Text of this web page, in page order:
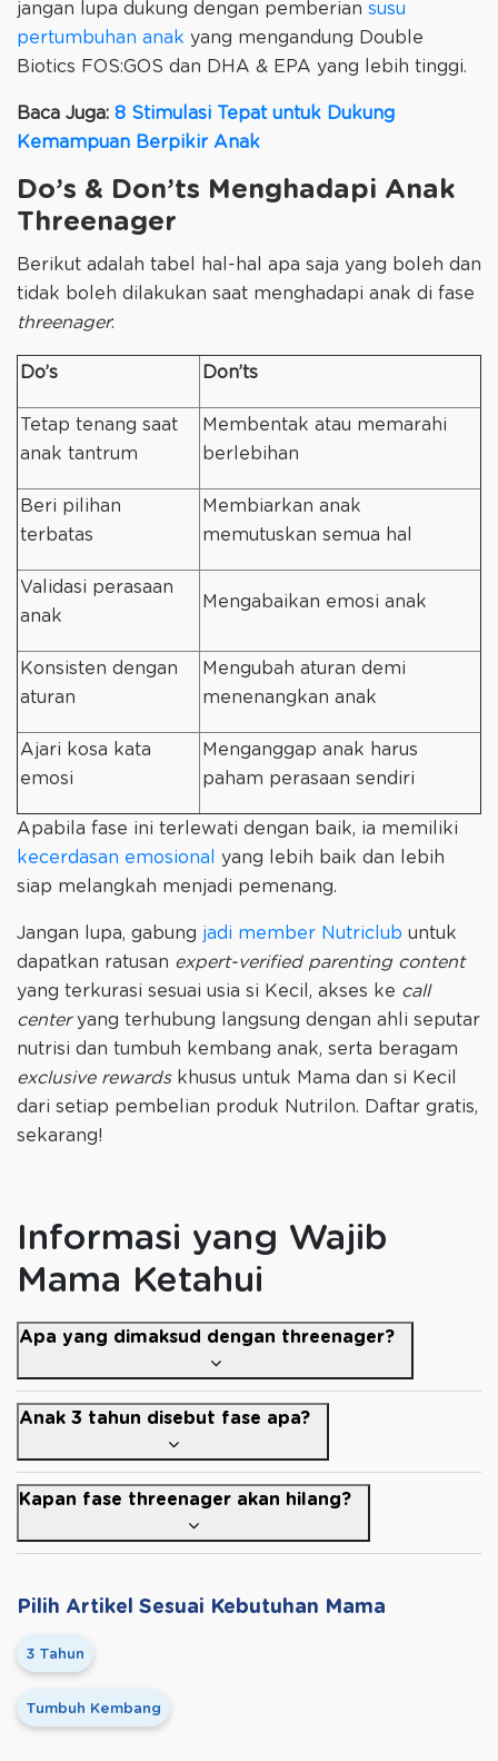
jangan lupa dukung dengan pemberian susu
pertumbuhan anak yang mengandung Double
Biotics FOS:GOS dan DHA & EPA yang lebih tinggi.
Baca Juga: 8 Stimulasi Tepat untuk Dukung
Kemampuan Berpikir Anak
Do’s & Don’ts Menghadapi Anak
Threenager
Berikut adalah tabel hal-hal apa saja yang boleh dan
tidak boleh dilakukan saat menghadapi anak di fase
threenager:
Do’s Don’ts
Tetap tenang saat
anak tantrum
Membentak atau memarahi
berlebihan
Beri pilihan
terbatas
Membiarkan anak
memutuskan semua hal
Validasi perasaan
anak
Mengabaikan emosi anak
Konsisten dengan
aturan
Mengubah aturan demi
menenangkan anak
Ajari kosa kata
emosi
Menganggap anak harus
paham perasaan sendiri
Apabila fase ini terlewati dengan baik, ia memiliki
kecerdasan emosional
yang lebih baik dan lebih
siap melangkah menjadi pemenang.
Jangan lupa, gabung jadi member Nutriclub untuk
dapatkan ratusan expert-verified parenting content
yang terkurasi sesuai usia si Kecil, akses ke call
centeryang terhubung langsung dengan ahli seputar
nutrisi dan tumbuh kembang anak, serta beragam
exclusive rewardskhusus untuk Mama dan si Kecil
dari setiap pembelian produk Nutrilon. Daftar gratis,
sekarang!
Informasi yang Wajib
Mama Ketahui
Apa yang dimaksud dengan threenager?
Anak 3 tahun disebut fase apa?
Kapan fase threenager akan hilang?
Pilih Artikel Sesuai Kebutuhan Mama
3 Tahun
Tumbuh Kembang